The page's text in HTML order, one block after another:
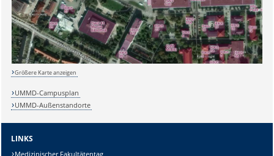
Sicherheitsabfrage:
Lösung:
Größere Karte anzeigen
UMMD-Campusplan
UMMD-Außenstandorte
LINKS
Medizinischer Fakultätentag